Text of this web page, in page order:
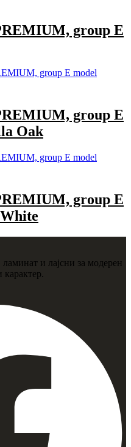
group E
group E
Oak
group E
и лајсни за модерен
карактер.